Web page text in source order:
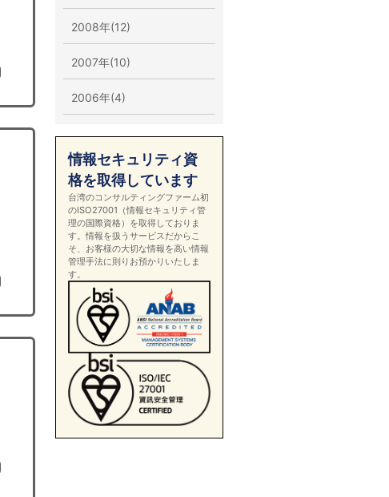
2008年(12)
2007年(10)
2006年(4)
情報セキュリティ資
格を取得しています
台湾のコンサルティングファーム初
のISO27001（情報セキュリティ管
理の国際資格）を取得しておりま
す。情報を扱うサービスだからこ
そ、お客様の大切な情報を高い情報
管理手法に則りお預かりいたしま
す。